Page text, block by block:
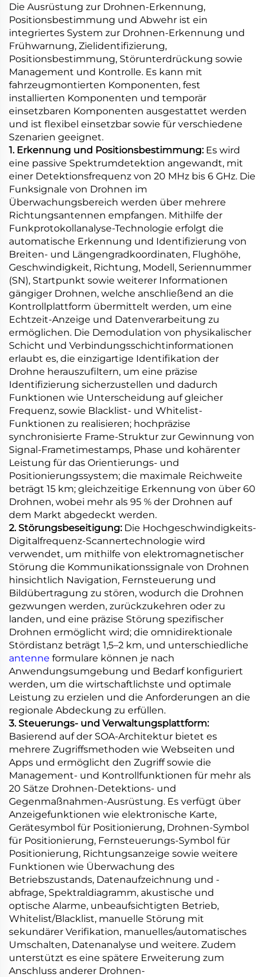
Die Ausrüstung zur Drohnen-Erkennung,
Positionsbestimmung und Abwehr ist ein
integriertes System zur Drohnen-Erkennung und
Frühwarnung, Zielidentifizierung,
Positionsbestimmung, Störunterdrückung sowie
Management und Kontrolle. Es kann mit
fahrzeugmontierten Komponenten, fest
installierten Komponenten und temporär
einsetzbaren Komponenten ausgestattet werden
und ist flexibel einsetzbar sowie für verschiedene
Szenarien geeignet.
1. Erkennung und Positionsbestimmung: Es wird
eine passive Spektrumdetektion angewandt, mit
einer Detektionsfrequenz von 20 MHz bis 6 GHz. Die
Funksignale von Drohnen im
Überwachungsbereich werden über mehrere
Richtungsantennen empfangen. Mithilfe der
Funkprotokollanalyse-Technologie erfolgt die
automatische Erkennung und Identifizierung von
Breiten- und Längengradkoordinaten, Flughöhe,
Geschwindigkeit, Richtung, Modell, Seriennummer
(SN), Startpunkt sowie weiterer Informationen
gängiger Drohnen, welche anschließend an die
Kontrollplattform übermittelt werden, um eine
Echtzeit-Anzeige und Datenverarbeitung zu
ermöglichen. Die Demodulation von physikalischer
Schicht und Verbindungsschichtinformationen
erlaubt es, die einzigartige Identifikation der
Drohne herauszufiltern, um eine präzise
Identifizierung sicherzustellen und dadurch
Funktionen wie Unterscheidung auf gleicher
Frequenz, sowie Blacklist- und Whitelist-
Funktionen zu realisieren; hochpräzise
synchronisierte Frame-Struktur zur Gewinnung von
Signal-Frametimestamps, Phase und kohärenter
Leistung für das Orientierungs- und
Positionierungssystem; die maximale Reichweite
beträgt 15 km; gleichzeitige Erkennung von über 60
Drohnen, wobei mehr als 95 % der Drohnen auf
dem Markt abgedeckt werden.
2. Störungsbeseitigung: Die Hochgeschwindigkeits-
Digitalfrequenz-Scannertechnologie wird
verwendet, um mithilfe von elektromagnetischer
Störung die Kommunikationssignale von Drohnen
hinsichtlich Navigation, Fernsteuerung und
Bildübertragung zu stören, wodurch die Drohnen
gezwungen werden, zurückzukehren oder zu
landen, und eine präzise Störung spezifischer
Drohnen ermöglicht wird; die omnidirektionale
Stördistanz beträgt 1,5–2 km, und unterschiedliche
antenne formulare können je nach
Anwendungsumgebung und Bedarf konfiguriert
werden, um die wirtschaftlichste und optimale
Leistung zu erzielen und die Anforderungen an die
regionale Abdeckung zu erfüllen.
3. Steuerungs- und Verwaltungsplattform:
Basierend auf der SOA-Architektur bietet es
mehrere Zugriffsmethoden wie Webseiten und
Apps und ermöglicht den Zugriff sowie die
Management- und Kontrollfunktionen für mehr als
20 Sätze Drohnen-Detektions- und
Gegenmaßnahmen-Ausrüstung. Es verfügt über
Anzeigefunktionen wie elektronische Karte,
Gerätesymbol für Positionierung, Drohnen-Symbol
für Positionierung, Fernsteuerungs-Symbol für
Positionierung, Richtungsanzeige sowie weitere
Funktionen wie Überwachung des
Betriebszustands, Datenaufzeichnung und -
abfrage, Spektraldiagramm, akustische und
optische Alarme, unbeaufsichtigten Betrieb,
Whitelist/Blacklist, manuelle Störung mit
sekundärer Verifikation, manuelles/automatisches
Umschalten, Datenanalyse und weitere. Zudem
unterstützt es eine spätere Erweiterung zum
Anschluss anderer Drohnen-